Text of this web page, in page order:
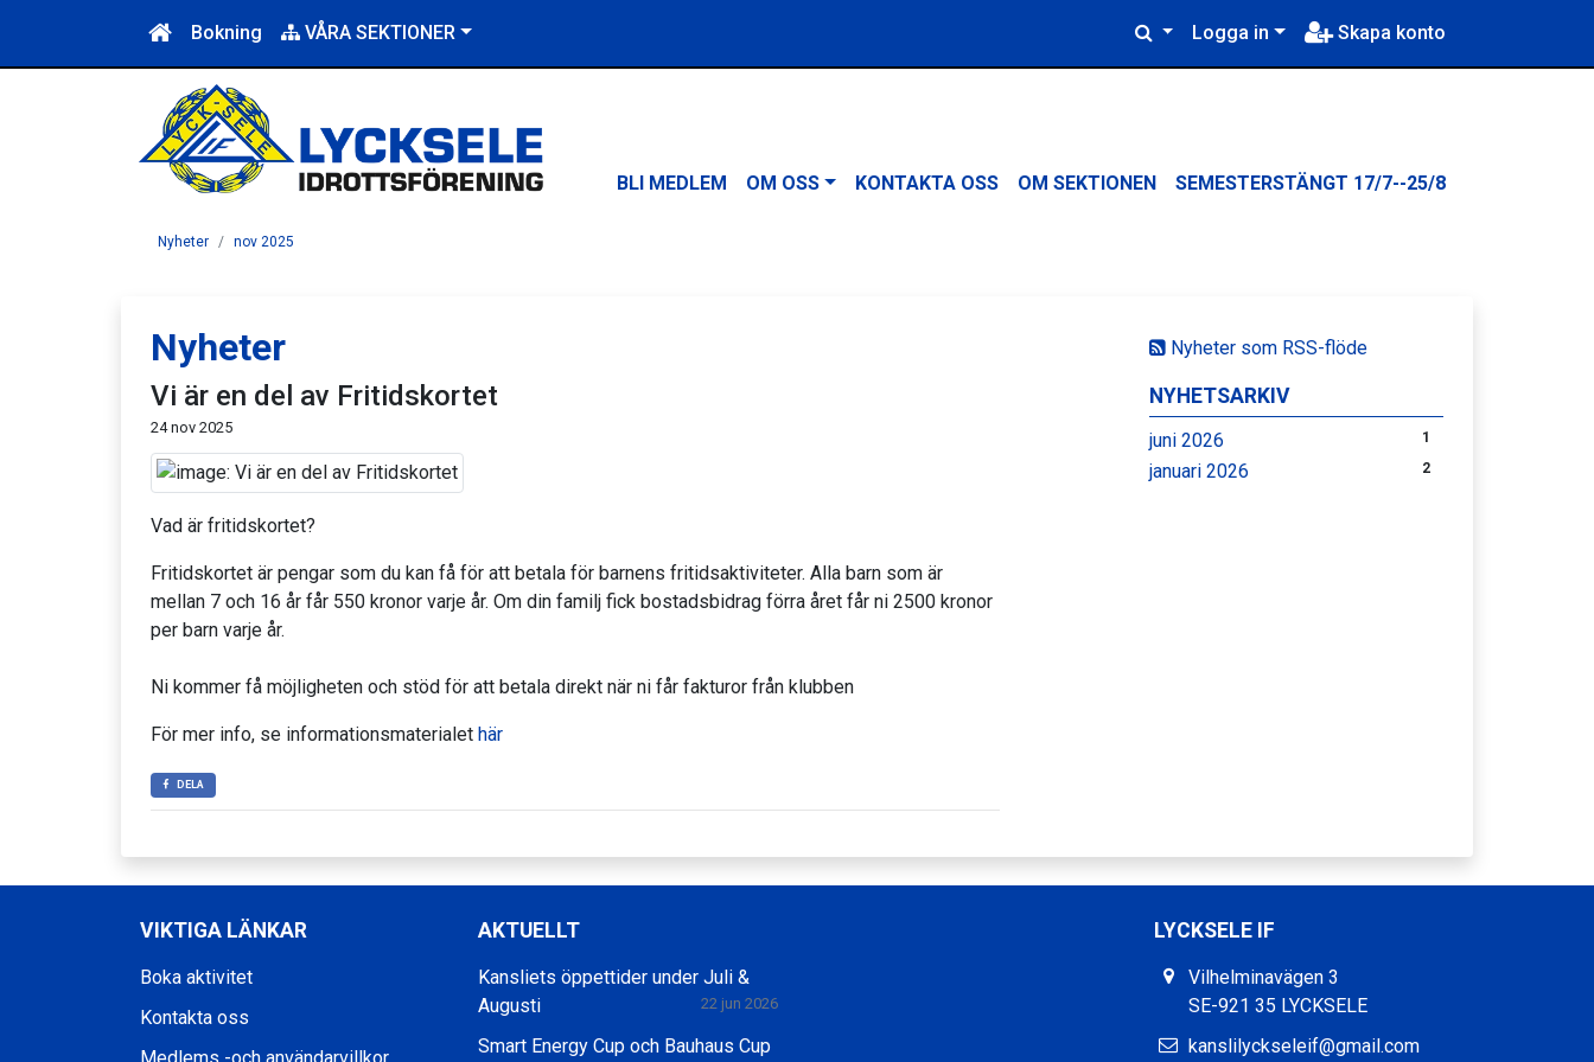
Bokning VÅRA SEKTIONER Logga in Skapa konto
BLI MEDLEM OM OSS KONTAKTA OSS OM SEKTIONEN SEMESTERSTÄNGT 17/7--25/8
Nyheter nov 2025
Nyheter som RSS-flöde
NYHETSARKIV
juni 2026 1
januari 2026 2
Nyheter
Vi är en del av Fritidskortet
24 nov 2025
Vad är fritidskortet?
Fritidskortet är pengar som du kan få för att betala för barnens fritidsaktiviteter. Alla barn som är
mellan 7 och 16 år får 550 kronor varje år. Om din familj fick bostadsbidrag förra året får ni 2500 kronor
per barn varje år.
Ni kommer få möjligheten och stöd för att betala direkt när ni får fakturor från klubben
För mer info, se informationsmaterialet här
DELA
VIKTIGA LÄNKAR
Boka aktivitet
Kontakta oss
AKTUELLT
Kansliets öppettider under Juli &
Augusti
22 jun 2026
Smart Energy Cup och Bauhaus Cup
LYCKSELE IF
Vilhelminavägen 3
SE-921 35 LYCKSELE
kanslilyckseleif@gmail.com